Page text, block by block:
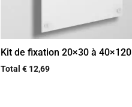
Kit de fixation 20×30 à 40×120
Total €12,69